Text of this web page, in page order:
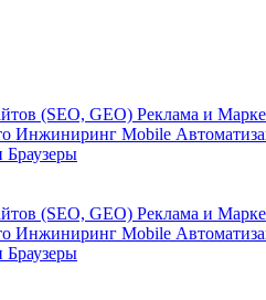
(SEO, GEO) Реклама и
Инжиниринг Mobile
Браузеры
(SEO, GEO) Реклама и
Инжиниринг Mobile
Браузеры